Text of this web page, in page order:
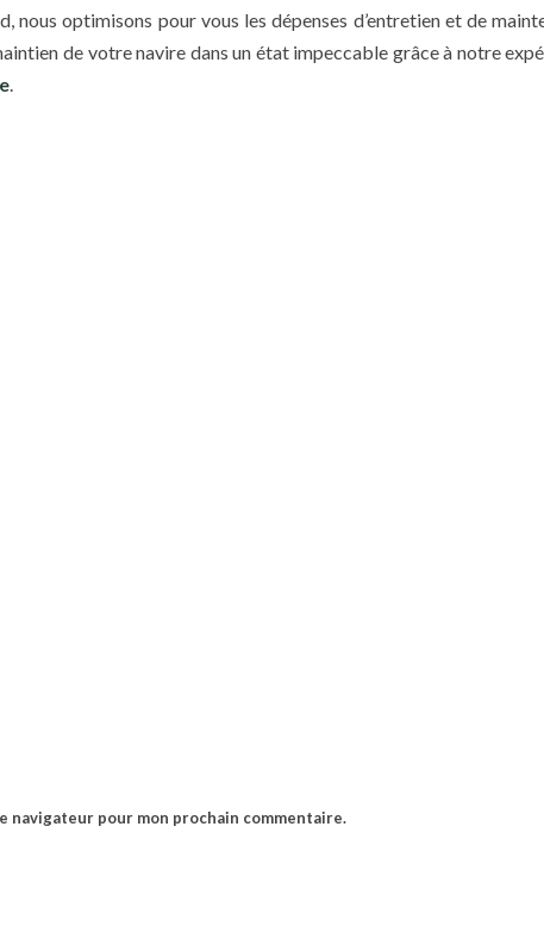
nous optimisons pour vous les dépenses d’entretien et de
de votre navire dans un état impeccable grâce à notre
navigateur pour mon prochain commentaire.